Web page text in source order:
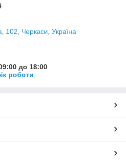
102, Черкаси, Україна
до 18:00
роботи